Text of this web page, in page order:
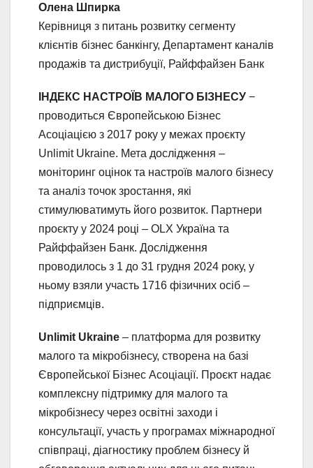
Олена Шпирка
Керівниця з питань розвитку сегменту
клієнтів бізнес банкінгу, Департамент каналів
продажів та дистрибуції, Райффайзен Банк
ІНДЕКС НАСТРОЇВ МАЛОГО БІЗНЕСУ −
проводиться Європейською Бізнес
Асоціацією з 2017 року у межах проєкту
Unlimit Ukraine. Мета дослідження –
моніторинг оцінок та настроїв малого бізнесу
та аналіз точок зростання, які
стимулюватимуть його розвиток. Партнери
проєкту у 2024 році – OLX Україна та
Райффайзен Банк. Дослідження
проводилось з 1 до 31 грудня 2024 року, у
ньому взяли участь 1716 фізичних осіб –
підприємців.
Unlimit Ukraine – платформа для розвитку
малого та мікробізнесу, створена на базі
Європейської Бізнес Асоціації. Проєкт надає
комплексну підтримку для малого та
мікробізнесу через освітні заходи і
консультації, участь у програмах міжнародної
співпраці, діагностику проблем бізнесу й